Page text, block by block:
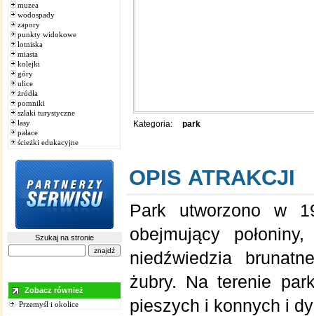
muzea
wodospady
zapory
punkty widokowe
lotniska
miasta
kolejki
góry
ulice
żródła
pomniki
szlaki turystyczne
lasy
pałace
ścieżki edukacyjne
Szukaj na stronie
Zobacz również
Przemyśl i okolice
Kategoria: park
OPIS ATRAKCJI
Park utworzono w
obejmujący
niedźwiedzia
żubry. Na terenie
pieszych i konnych i